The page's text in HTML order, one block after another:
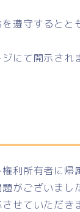
遵守するとと
にて開示され
利所有者に帰
がございまし
せていただき